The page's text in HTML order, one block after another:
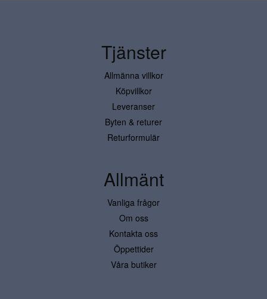
Tjänster
Allmänna villkor
Köpvillkor
Leveranser
Byten & returer
Returformulär
Allmänt
Vanliga frågor
Om oss
Kontakta oss
Öppettider
Våra butiker